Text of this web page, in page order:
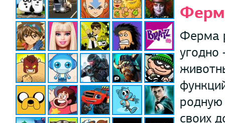
Ферма
угодно
своих